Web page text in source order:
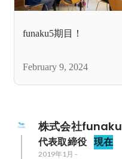
funaku5期目！
February 9, 2024
株式会社funaku
代表取締役 現在
2019年1月 -